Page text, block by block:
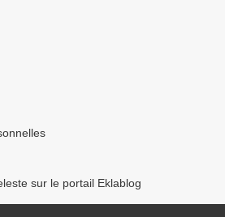
sur le portail Eklablog